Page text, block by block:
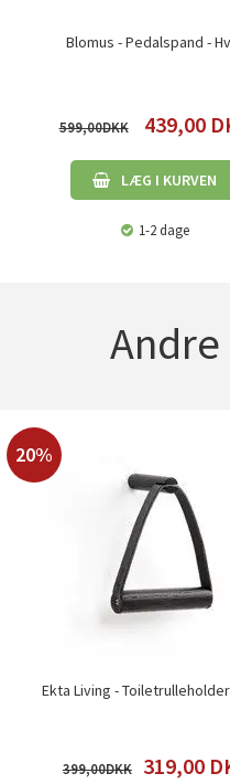
Blomus - Pedalspand -
599,00 439,00
LÆG I KURVEN
1-2 dage
20%
Ekta Living -
399,00 319,00